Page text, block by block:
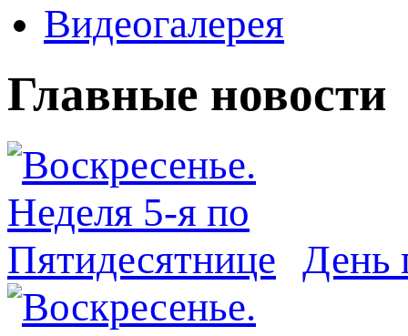
Видеогалерея
Главные новости
День